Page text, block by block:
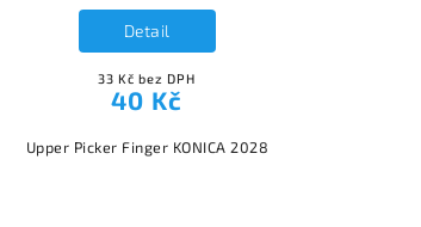
33 Kč bez DPH
40 Kč
Detail
Upper Picker Finger KONICA 2028